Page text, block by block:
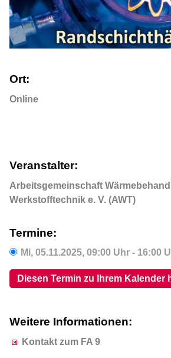
Ort:
Online
Veranstalter:
Arbeitsgemeinschaft
Werkstofftechnik e. V. (AWT)
Termine:
Mi,05.11.2025, 09:00 Uhr - 16:00
Diesen Termin zu Ihrem Kalender
Weitere Informationen:
Kontakt zum FA 9